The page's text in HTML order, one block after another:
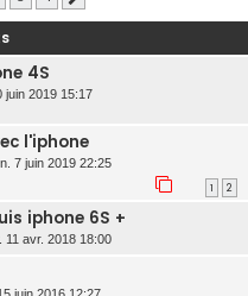
r
4S
juin 2019 15:17
l'iphone
7 juin 2019 22:25
1 2
iphone 6S +
11 avr. 2018 18:00